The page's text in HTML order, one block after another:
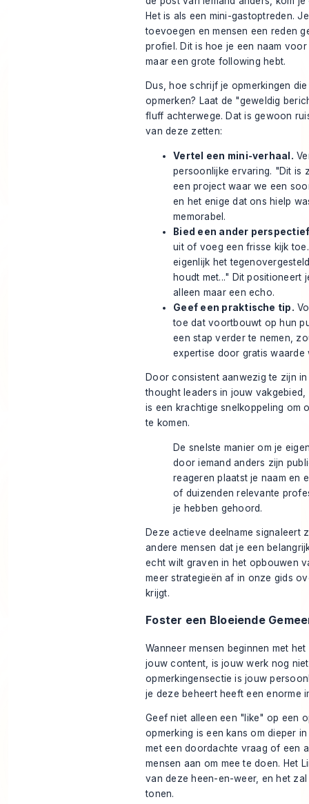
Het is als een mini-gastoptreden.
toevoegen en mensen een reden
profiel. Dit is hoe je een naam
maar een grote following hebt.
Dus, hoe schrijf je opmerkingen
opmerken? Laat de "geweldig
fluff achterwege. Dat is gewoon
van deze zetten:
Vertel een mini-verhaal.
persoonlijke ervaring. "Dit is
een project waar we een
en het enige dat ons hielp
memorabel.
Bied een ander
uit of voeg een frisse kijk
eigenlijk het
houdt met..." Dit positioneert
alleen maar een echo.
Geef een praktische tip.
toe dat voortbouwt op hun
een stap verder te nemen,
expertise door gratis waarde
Door consistent aanwezig te zijn
thought leaders in jouw
is een krachtige snelkoppeling om
te komen.
De snelste manier om je
door iemand anders zijn
reageren plaatst je naam en
of duizenden relevante
je hebben gehoord.
Deze actieve deelname signaleert
andere mensen dat je een
echt wilt graven in het opbouwen
meer strategieën af in onze gids
krijgt.
Foster een Bloeiende
Wanneer mensen beginnen met
jouw content, is jouw werk nog
opmerkingensectie is jouw
je deze beheert heeft een enorme
Geef niet alleen een "like" op een
opmerking is een kans om dieper
met een doordachte vraag of een
mensen aan om mee te doen. Het
van deze heen-en-weer, en het
tonen.